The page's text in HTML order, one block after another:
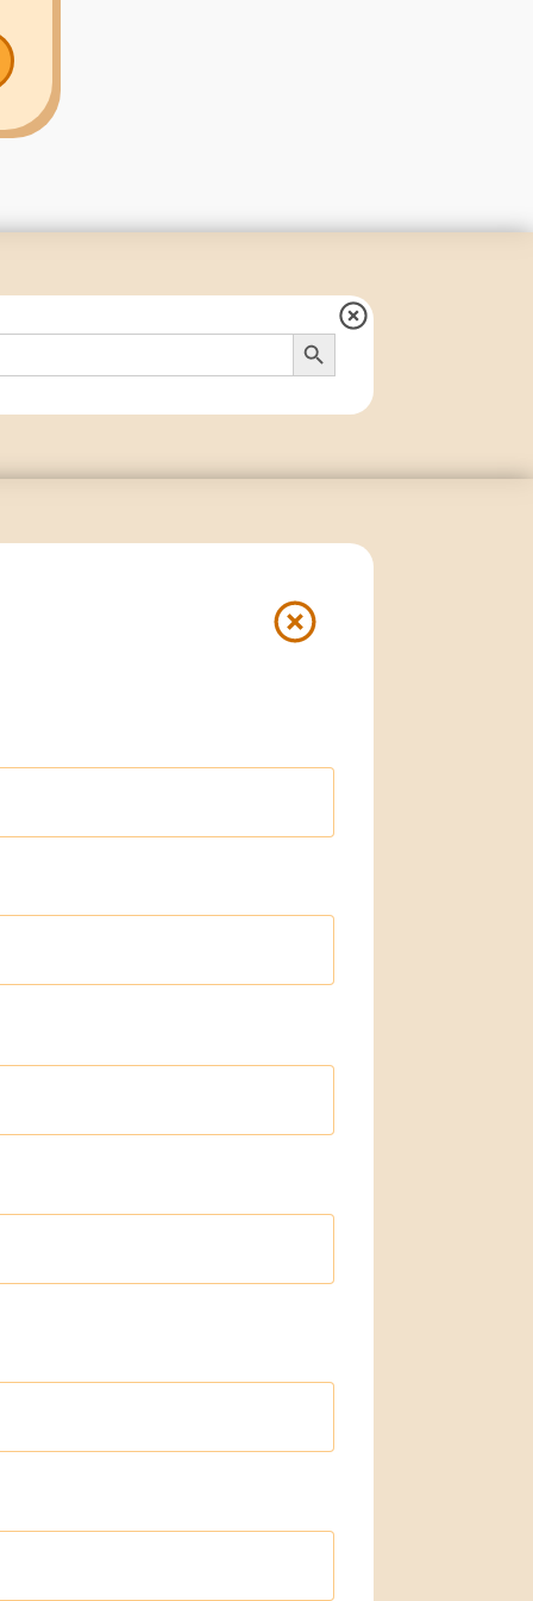
Search Button